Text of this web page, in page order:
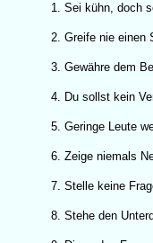
Sei kühn, doch
Greife nie einen
Gewähre dem
Du sollst kein
Geringe Leute
Zeige niemals
Stelle keine
Stehe den